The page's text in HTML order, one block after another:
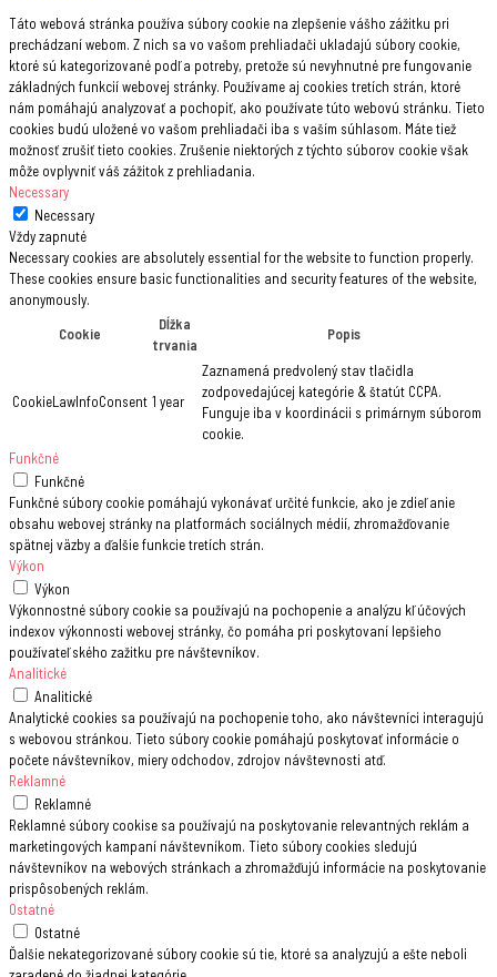
Táto webová stránka používa súbory cookie na zlepšenie vášho zážitku pri
prechádzaní webom. Z nich sa vo vašom prehliadači ukladajú súbory cookie,
ktoré sú kategorizované podľa potreby, pretože sú nevyhnutné pre fungovanie
základných funkcií webovej stránky. Používame aj cookies tretích strán, ktoré
nám pomáhajú analyzovať a pochopiť, ako používate túto webovú stránku. Tieto
cookies budú uložené vo vašom prehliadači iba s vaším súhlasom. Máte tiež
možnosť zrušiť tieto cookies. Zrušenie niektorých z týchto súborov cookie však
môže ovplyvniť váš zážitok z prehliadania.
Necessary
Necessary
Vždy zapnuté
Necessary cookies are absolutely essential for the website to function properly.
These cookies ensure basic functionalities and security features of the website,
anonymously.
Cookie
Dĺžka
trvania
Popis
CookieLawInfoConsent 1 year
Zaznamená predvolený stav tlačidla
zodpovedajúcej kategórie & štatút CCPA.
Funguje iba v koordinácii s primárnym súborom
cookie.
Funkčné
Funkčné
Funkčné súbory cookie pomáhajú vykonávať určité funkcie, ako je zdieľanie
obsahu webovej stránky na platformách sociálnych médií, zhromažďovanie
spätnej väzby a ďalšie funkcie tretích strán.
Výkon
Výkon
Výkonnostné súbory cookie sa používajú na pochopenie a analýzu kľúčových
indexov výkonnosti webovej stránky, čo pomáha pri poskytovaní lepšieho
používateľského zažitku pre návštevníkov.
Analitické
Analitické
Analytické cookies sa používajú na pochopenie toho, ako návštevníci interagujú
s webovou stránkou. Tieto súbory cookie pomáhajú poskytovať informácie o
počete návštevníkov, miery odchodov, zdrojov návštevnosti atď.
Reklamné
Reklamné
Reklamné súbory cookise sa používajú na poskytovanie relevantných reklám a
marketingových kampaní návštevníkom. Tieto súbory cookies sledujú
návštevníkov na webových stránkach a zhromažďujú informácie na poskytovanie
prispôsobených reklám.
Ostatné
Ostatné
Ďalšie nekategorizované súbory cookie sú tie, ktoré sa analyzujú a ešte neboli